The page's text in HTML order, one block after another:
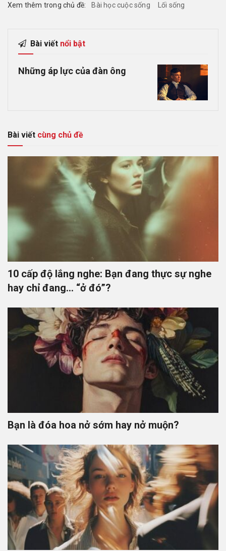
Xem thêm trong chủ đề: Bài học cuộc sống Lối sống
Bài viết nổi bật
Những áp lực của đàn ông
Bài viết cùng chủ đề
10 cấp độ lắng nghe: Bạn đang thực sự nghe
hay chỉ đang… “ở đó”?
Bạn là đóa hoa nở sớm hay nở muộn?